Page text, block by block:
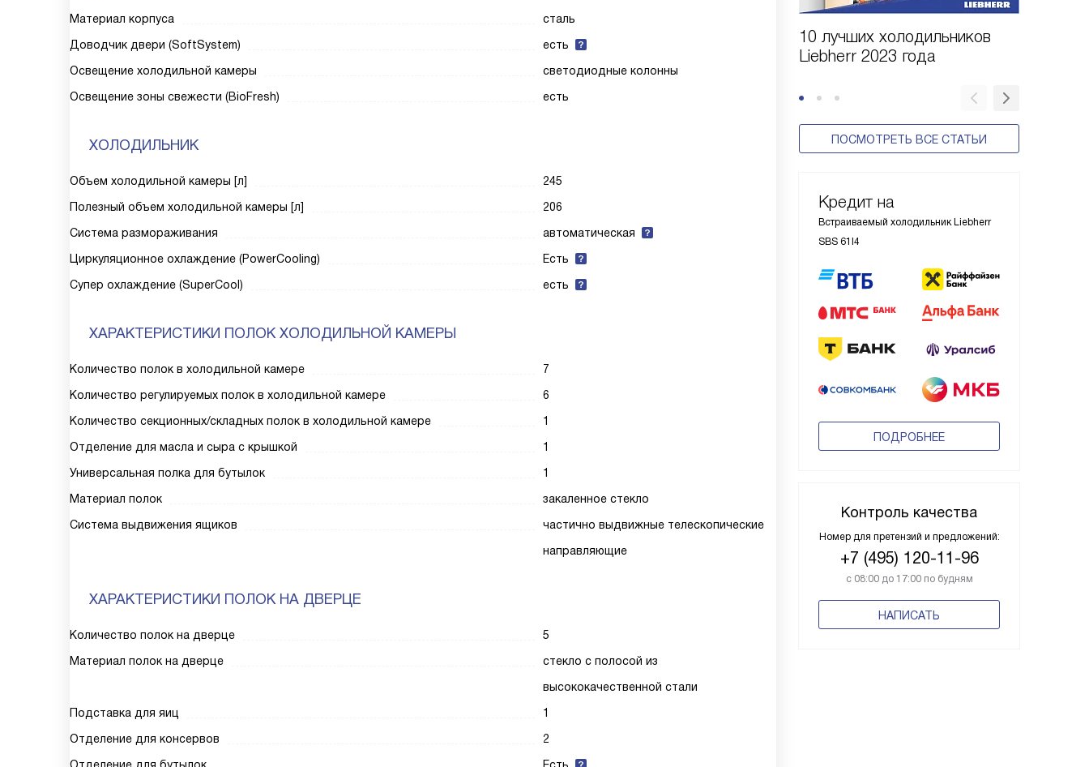
10 лучших холодильников
Liebherr 2023 года
ПОСМОТРЕТЬ ВСЕ СТАТЬИ
Кредит на
Встраиваемый холодильник Liebherr
SBS 61I4
ПОДРОБНЕЕ
Контроль качества
Номер для претензий и предложений:
+7 (495) 120-11-96
с 08:00 до 17:00 по будням
НАПИСАТЬ
Материал корпуса
сталь
Доводчик двери (SoftSystem)
есть
Освещение холодильной камеры
светодиодные колонны
Освещение зоны свежести (BioFresh)
есть
ХОЛОДИЛЬНИК
Объем холодильной камеры [л]
245
Полезный объем холодильной камеры [л]
206
Система размораживания
автоматическая
Циркуляционное охлаждение (PowerCooling)
Есть
Супер охлаждение (SuperCool)
есть
ХАРАКТЕРИСТИКИ ПОЛОК ХОЛОДИЛЬНОЙ КАМЕРЫ
Количество полок в холодильной камере
7
Количество регулируемых полок в холодильной камере
6
Количество секционных/складных полок в холодильной камере
1
Отделение для масла и сыра с крышкой
1
Универсальная полка для бутылок
1
Материал полок
закаленное стекло
Система выдвижения ящиков
частично выдвижные телескопические
направляющие
ХАРАКТЕРИСТИКИ ПОЛОК НА ДВЕРЦЕ
Количество полок на дверце
5
Материал полок на дверце
стекло с полосой из
высококачественной стали
Подставка для яиц
1
Отделение для консервов
2